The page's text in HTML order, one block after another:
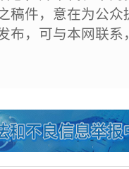
稿件，意在为公
布，可与本网联